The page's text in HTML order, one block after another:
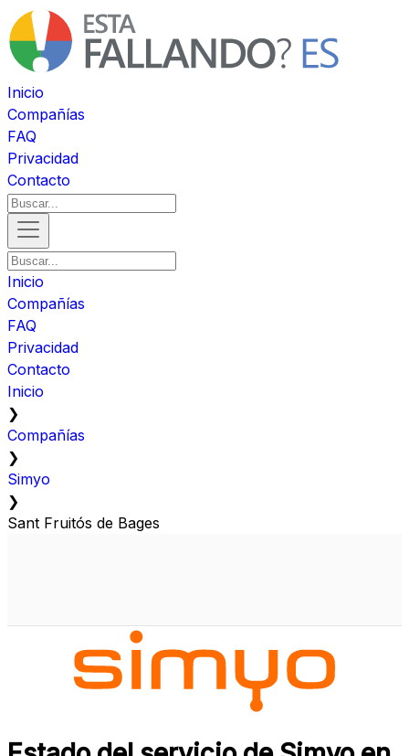
Inicio
Compañías
FAQ
Privacidad
Contacto
Inicio
Compañías
FAQ
Privacidad
Contacto
Inicio
❯
Compañías
❯
Simyo
❯
Sant Fruitós de Bages